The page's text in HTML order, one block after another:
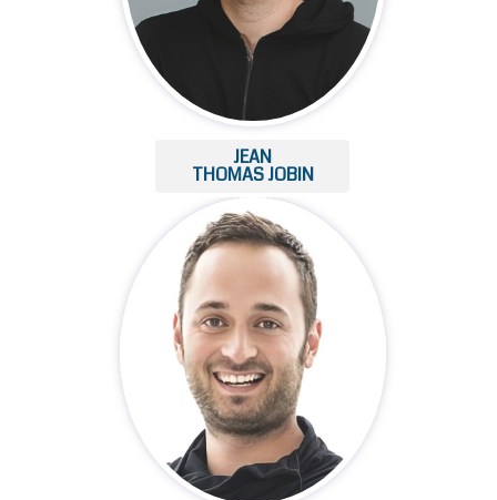
JEAN
THOMAS JOBIN